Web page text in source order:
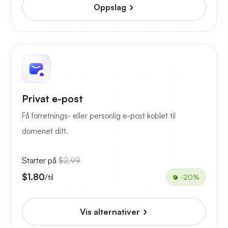
Oppslag
Privat e-post
Få forretnings- eller personlig e-post koblet til
domenet ditt.
Starter på $2.99
$1.80/til -20%
Vis alternativer